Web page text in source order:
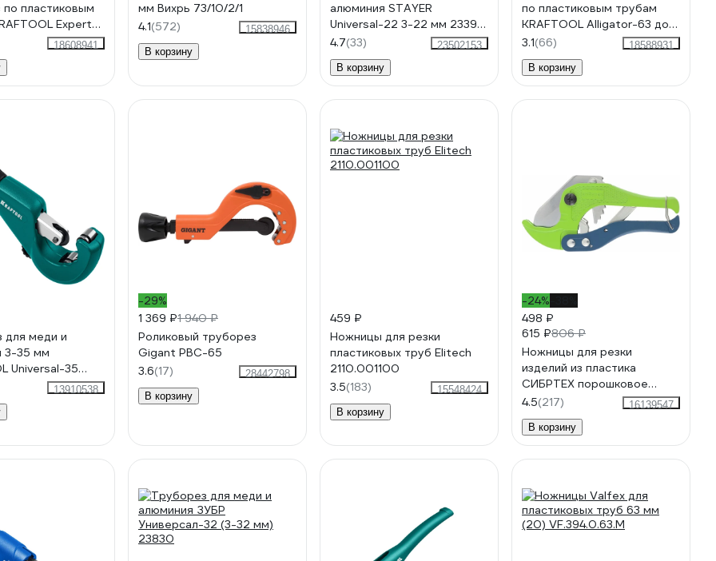
по пластиковым
Expert-
23381-38_z01
18608941
мм Вихрь 73/10/2/1
4.1(572)
15838946
В корзину
алюминия STAYER
Universal-22 3-22 мм 23391-
22_z02
4.7(33)
23502153
В корзину
по пластиковым трубам
KRAFTOOL Alligator-63 до
63 мм 23408-63_z01
3.1(66)
18588931
В корзину
для меди и
3-35 мм
Universal-35
13910538
-29%
1 369 ₽1 940 ₽
Роликовый труборез
Gigant PBC-65
3.6(17)
28442798
В корзину
459 ₽
Ножницы для резки
пластиковых труб Elitech
2110.001100
3.5(183)
15548424
В корзину
-24%
498 ₽
615 ₽806 ₽
Ножницы для резки
изделий из пластика
СИБРТЕХ порошковое
покрытие, диаметр до 42
мм 78404
4.5(217)
16139547
В корзину